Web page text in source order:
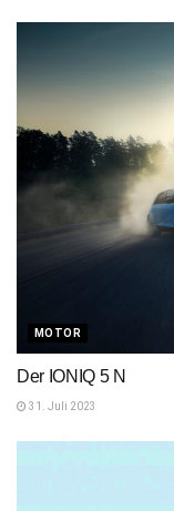
MOTOR
Der IONIQ 5 N
31. Juli 2023